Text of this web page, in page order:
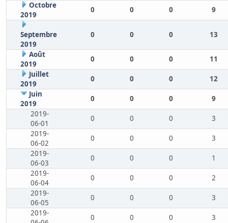
Octobre
2019
0 0 0 9
Septembre
2019
0 0 0 13
Août
2019
0 0 0
11
Juillet
2019
0 0 0
12
Juin
2019
0 0 0
9
2019-
06-01
0 0 0
3
2019-
06-02
0 0 0
3
2019-
06-03
0 0 0
1
2019-
06-04
0 0 0
2
2019-
06-05
0 0 0
3
2019-
0 0 0
3